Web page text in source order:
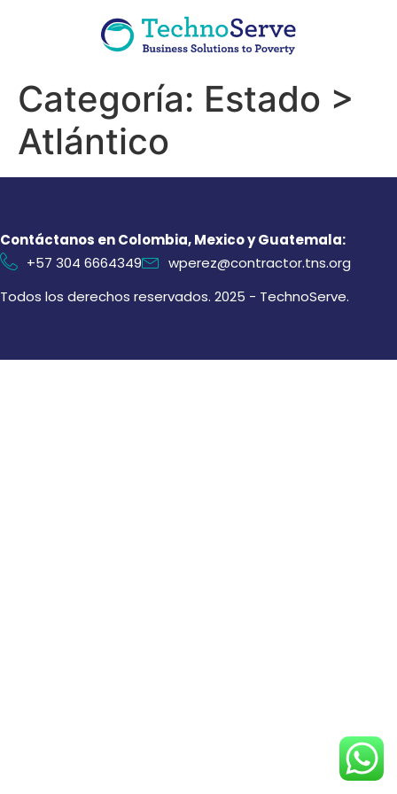
Categoría: Estado >
Atlántico
Contáctanos en Colombia, Mexico y Guatemala:
+57 304 6664349
wperez@contractor.tns.org
Todos los derechos reservados. 2025 - TechnoServe.